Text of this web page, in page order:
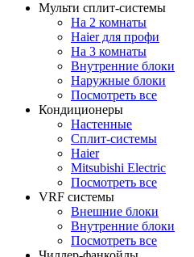
Мульти сплит-системы
На 2 комнаты
Haier для профи
На 3 комнаты
Внутренние блоки
Наружные блоки
Посмотреть все
Кондиционеры
Настенные
Сплит-системы
Haier
Mitsubishi Electric
Посмотреть все
VRF системы
Внешние блоки
Внутренние блоки
Посмотреть все